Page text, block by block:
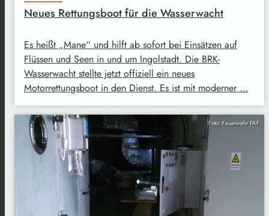
Neues Rettungsboot für die Wasserwacht
Es heißt „Mane“ und hilft ab sofort bei Einsätzen auf
Flüssen und Seen in und um Ingolstadt. Die BRK-
Wasserwacht stellte jetzt offiziell ein neues
Motorrettungsboot in den Dienst. Es ist mit moderner …
Foto: Feuerwehr PAF